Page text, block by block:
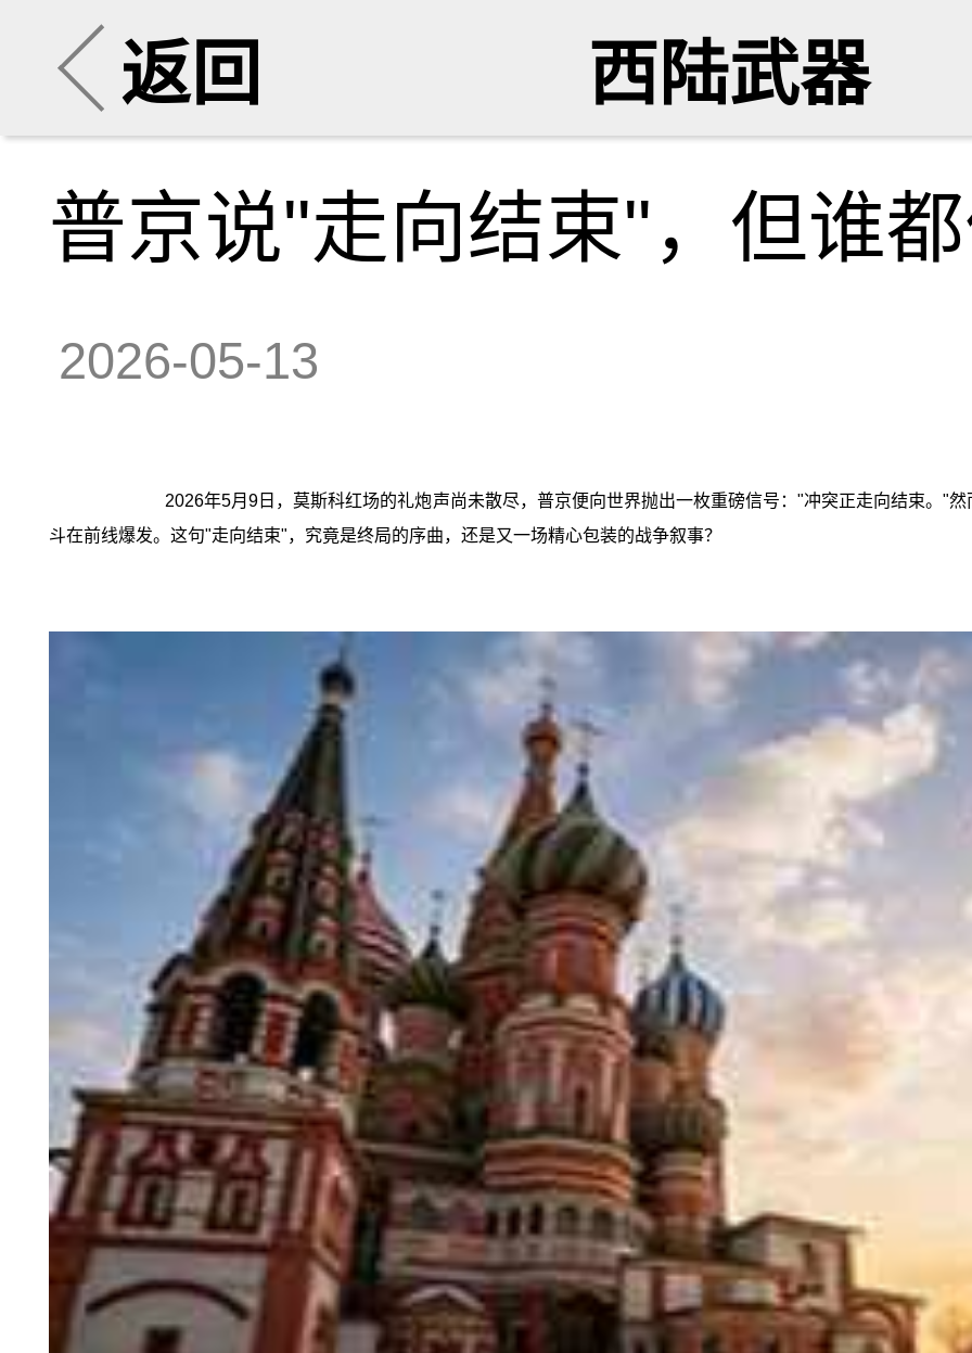
返回 西陆武器
普京说"走向结束"，但谁
2026-05-13
2026年5月9日，莫斯科红场的礼炮声尚未散尽，普京便向世界抛出一枚重磅信号："冲突正走向结束。"
斗在前线爆发。这句"走向结束"，究竟是终局的序曲，还是又一场精心包装的战争叙事？